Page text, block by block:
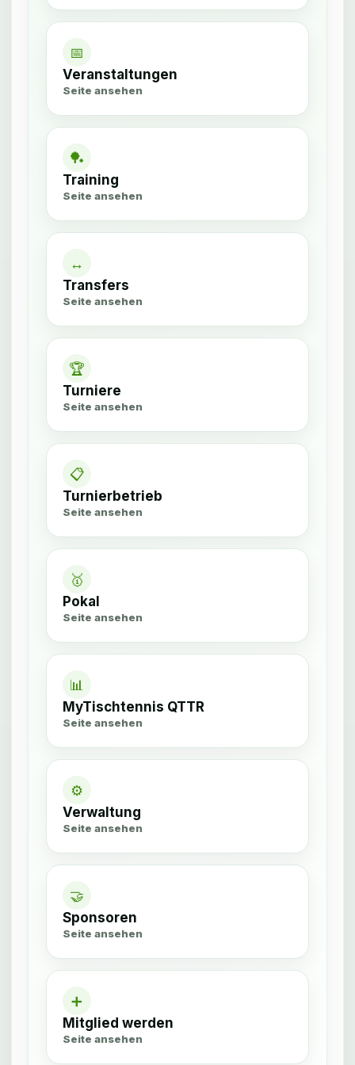
📅
Veranstaltungen
Seite ansehen
🏓
Training
Seite ansehen
↔
Transfers
Seite ansehen
🏆
Turniere
Seite ansehen
📋
Turnierbetrieb
Seite ansehen
🥇
Pokal
Seite ansehen
📊
MyTischtennis QTTR
Seite ansehen
⚙
Verwaltung
Seite ansehen
🤝
Sponsoren
Seite ansehen
➕
Mitglied werden
Seite ansehen